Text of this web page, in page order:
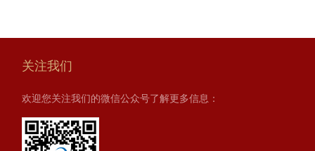
关注我们
欢迎您关注我们的微信公众号了解更多信息：